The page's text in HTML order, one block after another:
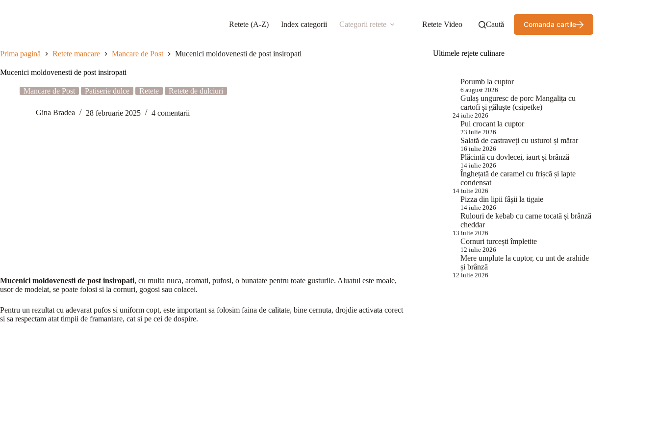
Retete (A-Z) Index categorii Categorii retete Retete Video Caută Comanda cartile
Prima pagină Retete mancare Mancare de Post Mucenici moldovenesti de post insiropati
Mucenici moldovenesti de post insiropati
Mancare de Post Patiserie dulce Retete Retete de dulciuri
Gina Bradea 28 februarie 2025 4 comentarii
Mucenici moldovenesti de post insiropati, cu multa nuca, aromati, pufosi, o bunatate pentru toate gusturile. Aluatul este moale,
usor de modelat, se poate folosi si la cornuri, gogosi sau colacei.
Pentru un rezultat cu adevarat pufos si uniform copt, este important sa folosim faina de calitate, bine cernuta, drojdie activata corect
si sa respectam atat timpii de framantare, cat si pe cei de dospire.
Ultimele rețete culinare
Porumb la cuptor
6 august 2026
Gulaș unguresc de porc Mangalița cu
cartofi și găluște (csipetke)
24 iulie 2026
Pui crocant la cuptor
23 iulie 2026
Salată de castraveți cu usturoi și mărar
16 iulie 2026
Plăcintă cu dovlecei, iaurt și brânză
14 iulie 2026
Înghețată de caramel cu frișcă și lapte
condensat
14 iulie 2026
Pizza din lipii fâșii la tigaie
14 iulie 2026
Rulouri de kebab cu carne tocată și brânză
cheddar
13 iulie 2026
Cornuri turcești împletite
12 iulie 2026
Mere umplute la cuptor, cu unt de arahide
și brânză
12 iulie 2026